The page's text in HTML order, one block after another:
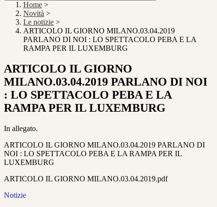
Home >
Novità >
Le notizie >
ARTICOLO IL GIORNO MILANO.03.04.2019
PARLANO DI NOI : LO SPETTACOLO PEBA E LA
RAMPA PER IL LUXEMBURG
ARTICOLO IL GIORNO
MILANO.03.04.2019 PARLANO DI NOI
: LO SPETTACOLO PEBA E LA
RAMPA PER IL LUXEMBURG
In allegato.
ARTICOLO IL GIORNO MILANO.03.04.2019 PARLANO DI
NOI : LO SPETTACOLO PEBA E LA RAMPA PER IL
LUXEMBURG
ARTICOLO IL GIORNO MILANO.03.04.2019.pdf
Notizie